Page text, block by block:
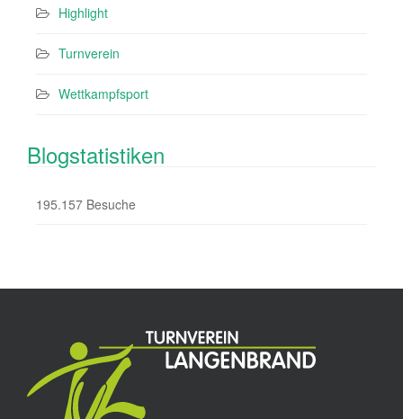
Highlight
Turnverein
Wettkampfsport
Blogstatistiken
195.157 Besuche